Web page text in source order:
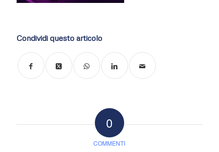
Condividi questo articolo
0
COMMENTI